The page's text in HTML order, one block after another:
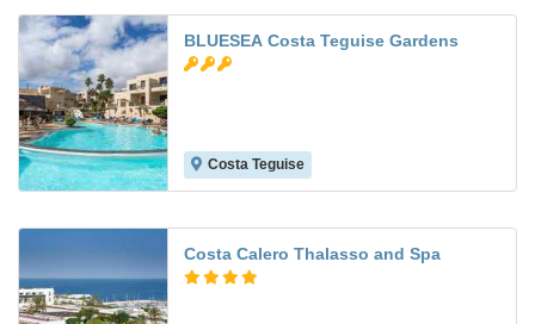
BLUESEA Costa Teguise Gardens
Costa Teguise
Costa Calero Thalasso and Spa